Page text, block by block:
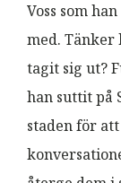
Voss som
med. Tänker
tagit sig ut?
han suttit på
staden för